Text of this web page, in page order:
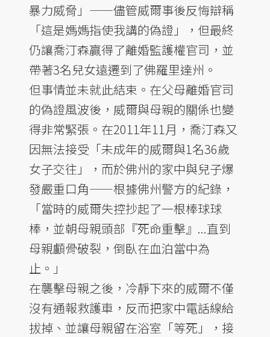
暴力威脅」——儘管威爾事後反悔辯稱
「這是媽媽指使我講的偽證」，但最終
仍讓喬汀森贏得了離婚監護權官司，並
帶著3名兒女遠遷到了佛羅里達州。
但事情並未就此結束。在父母離婚官司
的偽證風波後，威爾與母親的關係也變
得非常緊張。在2011年11月，喬汀森又
因無法接受「未成年的威爾與1名36歲
女子交往」，而於佛州的家中與兒子爆
發嚴重口角——根據佛州警方的紀錄，
「當時的威爾失控抄起了一根棒球球
棒，並朝母親頭部『死命重擊』...直到
母親顱骨破裂，倒臥在血泊當中為
止。」
在襲擊母親之後，冷靜下來的威爾不僅
沒有通報救護車，反而把家中電話線給
拔掉、並讓母親留在浴室「等死」，接